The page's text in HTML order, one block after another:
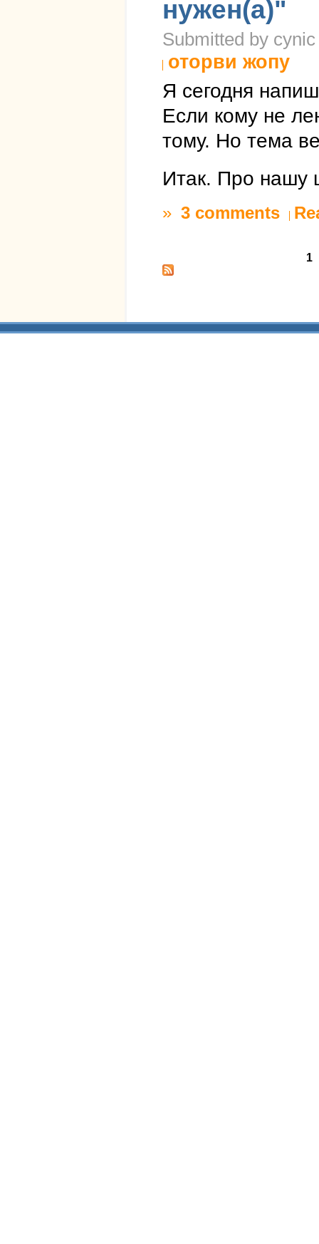
нужен(а)"
Submitted by
оторви жопу
Я сегодня
Если кому не
тому. Но тема
Итак. Про нашу
» 3 comments
1